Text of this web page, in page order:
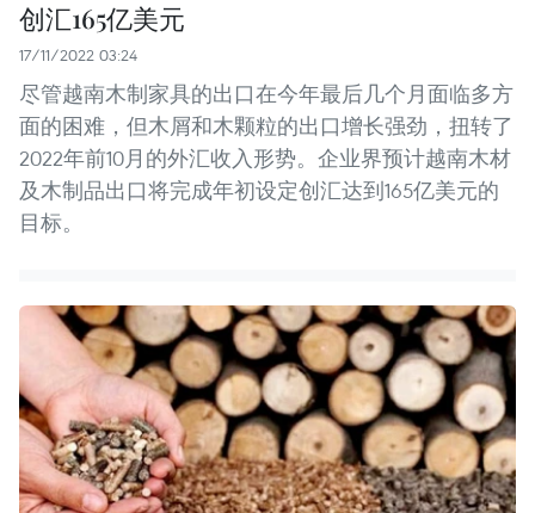
创汇165亿美元
17/11/2022 03:24
尽管越南木制家具的出口在今年最后几个月面临多方
面的困难，但木屑和木颗粒的出口增长强劲，扭转了
2022年前10月的外汇收入形势。企业界预计越南木材
及木制品出口将完成年初设定创汇达到165亿美元的
目标。